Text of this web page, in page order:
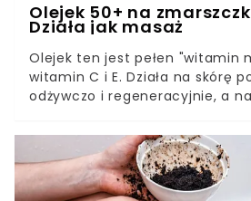
Olejek 50+ na
Działa jak masaż
Olejek ten jest pełen "witamin
witamin C i E. Działa na skórę
odżywczo i regeneracyjnie, a
wszystkim. Ma też unikalną
sprawia, że działa na skórę jak
dzikiej róży powinni sięgnąć
szukają naturalnego sposobu